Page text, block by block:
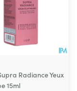
Radiance Yeux
15ml